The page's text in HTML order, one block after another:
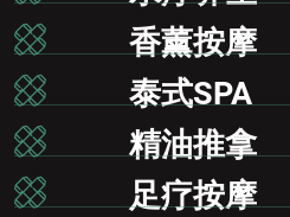
香薰按摩
泰式SPA
精油推拿
足疗按摩